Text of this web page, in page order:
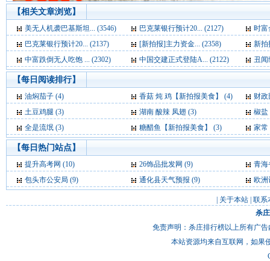
【相关文章浏览】
美无人机袭巴基斯坦... (3546) 巴克莱银行预计20... (2127)
时富
巴克莱银行预计20... (2137)
[新拍报]主力资金... (2358)
新拍
中富跌倒无人吃饱 ... (2302)
中国交建正式登陆A... (2122) 丑闻
【每日阅读排行】
油焖茄子 (4) 香菇 炖 鸡【新拍报美食】 (4)
财政部
土豆鸡腿 (3)
湖南 酸辣 凤翅 (3)
椒盐
全是流氓 (3)
糖醋鱼【新拍报美食】 (3) 家常
【每日热门站点】
提升高考网 (10) 26饰品批发网 (9)
青海
包头市公安局 (9) 通化县天气预报 (9) 欧洲
关于本站 联系
杀
免责声明：杀庄排行榜以上所有广
本站资源均来自互联网，如果